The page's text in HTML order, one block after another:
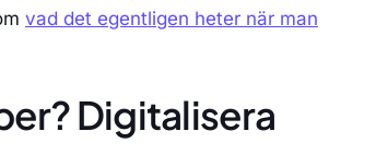
vad det egentligen heter när man
Digitalisera